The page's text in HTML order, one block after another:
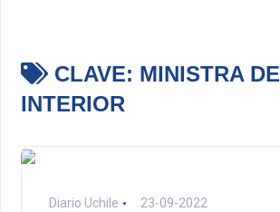
CLAVE: MINISTRA DE
INTERIOR
Diario Uchile 23-09-2022